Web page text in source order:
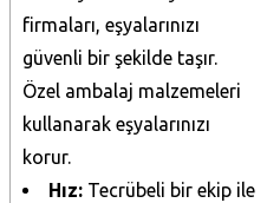
firmaları, eşyalarınızı
güvenli bir şekilde taşır.
Özel ambalaj malzemeleri
kullanarak eşyalarınızı
korur.
Hız: Tecrübeli bir ekip ile